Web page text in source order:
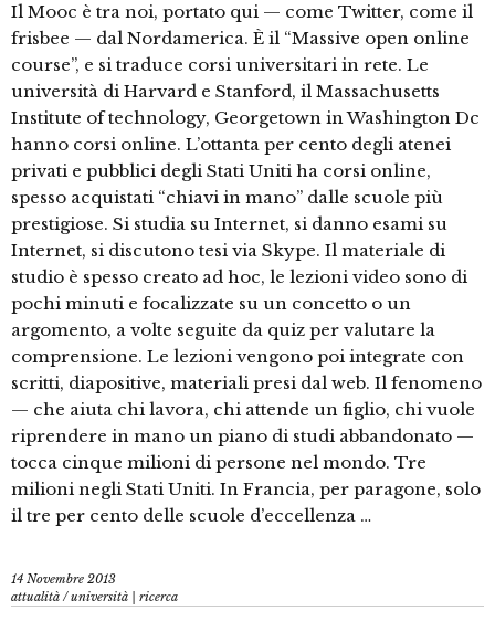
Il Mooc è tra noi, portato qui — come Twitter, come il
frisbee — dal Nordamerica. È il “Massive open online
course”, e si traduce corsi universitari in rete. Le
università di Harvard e Stanford, il Massachusetts
Institute of technology, Georgetown in Washington Dc
hanno corsi online. L’ottanta per cento degli atenei
privati e pubblici degli Stati Uniti ha corsi online,
spesso acquistati “chiavi in mano” dalle scuole più
prestigiose. Si studia su Internet, si danno esami su
Internet, si discutono tesi via Skype. Il materiale di
studio è spesso creato ad hoc, le lezioni video sono di
pochi minuti e focalizzate su un concetto o un
argomento, a volte seguite da quiz per valutare la
comprensione. Le lezioni vengono poi integrate con
scritti, diapositive, materiali presi dal web. Il fenomeno
— che aiuta chi lavora, chi attende un figlio, chi vuole
riprendere in mano un piano di studi abbandonato —
tocca cinque milioni di persone nel mondo. Tre
milioni negli Stati Uniti. In Francia, per paragone, solo
il tre per cento delle scuole d’eccellenza …
14 Novembre 2013
attualità /università | ricerca